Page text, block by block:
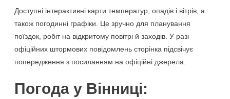
Доступні інтерактивні карти температур, опадів і вітрів, а
також погодинні графіки. Це зручно для планування
поїздок, робіт на відкритому повітрі й заходів. У разі
офіційних штормових повідомлень сторінка підсвічує
попередження з посиланням на офіційні джерела.
Погода у Вінниці: